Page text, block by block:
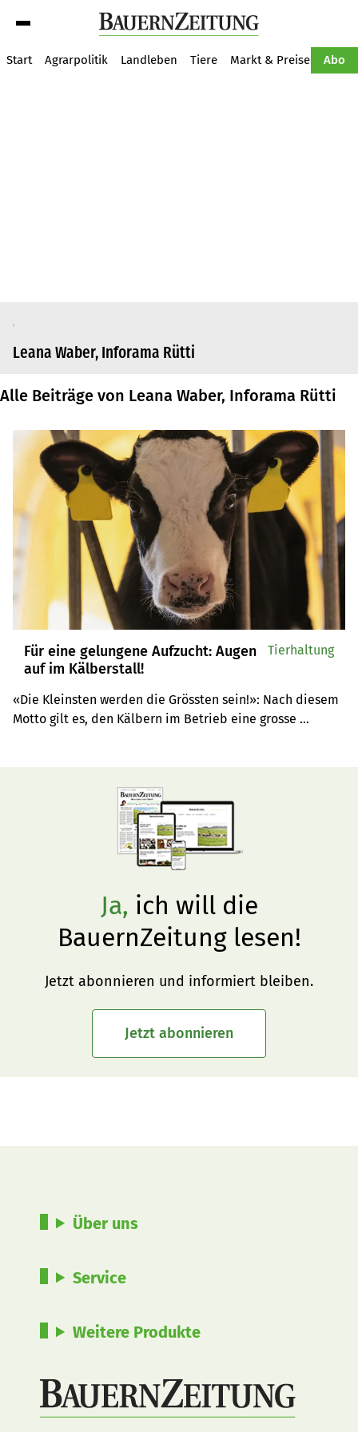
Start Agrarpolitik Landleben Tiere Markt & Preise Abo
Leana Waber, Inforama Rütti
Alle Beiträge von Leana Waber, Inforama Rütti
Für eine gelungene Aufzucht: Augen
auf im Kälberstall!
«Die Kleinsten werden die Grössten sein!»: Nach diesem
Motto gilt es, den Kälbern im Betrieb eine grosse
Tierhaltung
Ja, ich will die
BauernZeitung lesen!
Jetzt abonnieren und informiert bleiben.
Jetzt abonnieren
Über uns
Service
Weitere Produkte